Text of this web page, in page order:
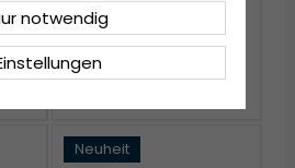
Hüte - Gårda Arese
Seagrass Fedora
(natur)
€59.99
Neuheit
notwendig